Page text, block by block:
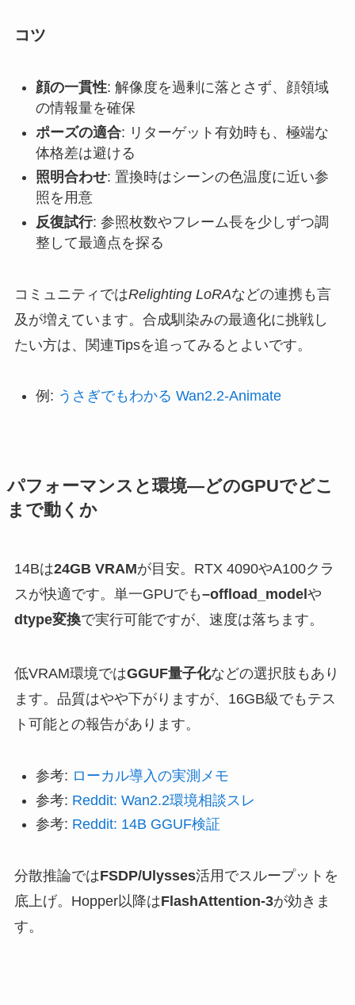
コツ
顔の一貫性: 解像度を過剰に落とさず、顔領域
の情報量を確保
ポーズの適合: リターゲット有効時も、極端な
体格差は避ける
照明合わせ: 置換時はシーンの色温度に近い参
照を用意
反復試行: 参照枚数やフレーム長を少しずつ調
整して最適点を探る
コミュニティではRelighting LoRAなどの連携も言
及が増えています。合成馴染みの最適化に挑戦し
たい方は、関連Tipsを追ってみるとよいです。
例: うさぎでもわかる Wan2.2-Animate
パフォーマンスと環境—どのGPUでどこ
まで動くか
14Bは24GB VRAMが目安。RTX 4090やA100クラ
スが快適です。単一GPUでも–offload_model や
dtype変換で実行可能ですが、速度は落ちます。
低VRAM環境ではGGUF量子化などの選択肢もあり
ます。品質はやや下がりますが、16GB級でもテス
ト可能との報告があります。
参考: ローカル導入の実測メモ
参考: Reddit: Wan2.2環境相談スレ
参考: Reddit: 14B GGUF検証
分散推論ではFSDP/Ulysses活用でスループットを
底上げ。Hopper以降はFlashAttention-3が効きま
す。